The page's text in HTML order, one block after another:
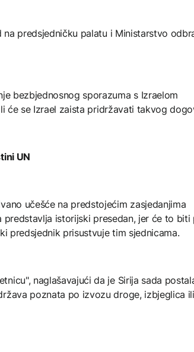
predsjedničku palatu i Ministarstvo
bezbjednosnog sporazuma s Izraelom
će se Izrael zaista pridržavati takvog
UN
učešće na predstojećim zasjedanjima
predstavlja istorijski presedan, jer će to biti
predsjednik prisustvuje tim sjednicama.
naglašavajući da je Sirija sada
poznata po izvozu droge, izbjeglica ili